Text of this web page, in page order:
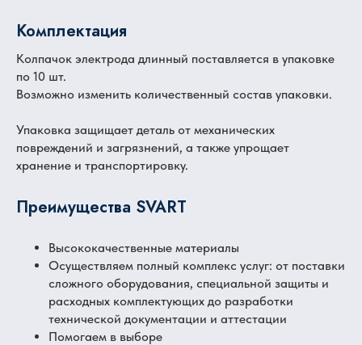
Комплектация
Колпачок электрода длинный поставляется в упаковке
по 10 шт.
Возможно изменить количественный состав упаковки.
Упаковка защищает деталь от механических
повреждений и загрязнений, а также упрощает
хранение и транспортировку.
Преимущества SVART
Высококачественные материалы
Осуществляем полный комплекс услуг: от поставки
сложного оборудования, специальной защиты и
расходных комплектующих до разработки
технической документации и аттестации
Помогаем в выборе